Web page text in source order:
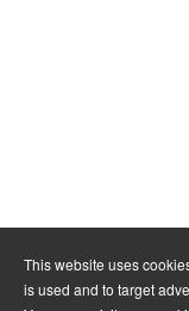
This website uses
is used and to target